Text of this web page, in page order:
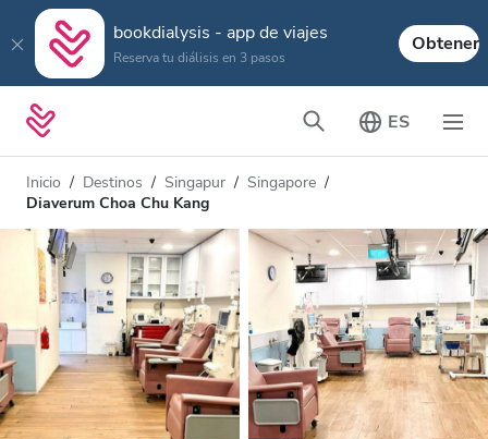
bookdialysis - app de viajes
Reserva tu diálisis en 3 pasos
Obtener
ES
Inicio Destinos Singapur
Singapore
Diaverum Choa Chu Kang